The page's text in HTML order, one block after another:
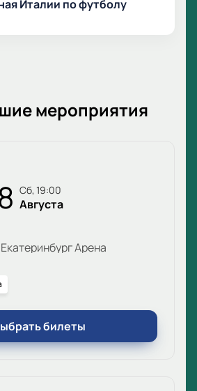
быть насыщенным и
Италии по футболу
мероприятия
сб, 19:00
Августа
Арена
билеты